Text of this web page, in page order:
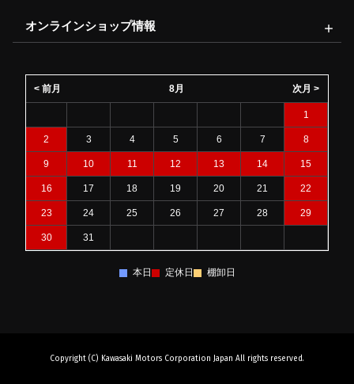
オンラインショップ情報
8月
< 前月 次月 >
1
2 3 4 5 6 7 8
9 10 11 12 13 14 15
16 17 18 19 20 21 22
23 24 25 26 27 28 29
30 31
本日 定休日 棚卸日
Copyright (C) Kawasaki Motors Corporation Japan All rights reserved.